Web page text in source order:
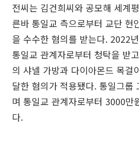
전씨는 김건희씨와 공모해 세계
른바 통일교 측으로부터 교단 현
을 수수한 혐의를 받는다. 2022
통일교 관계자로부터 청탁을 받
의 샤넬 가방과 다이아몬드 목걸
달한 혐의가 적용됐다. 통일그룹
며 통일교 관계자로부터 3000만
다.